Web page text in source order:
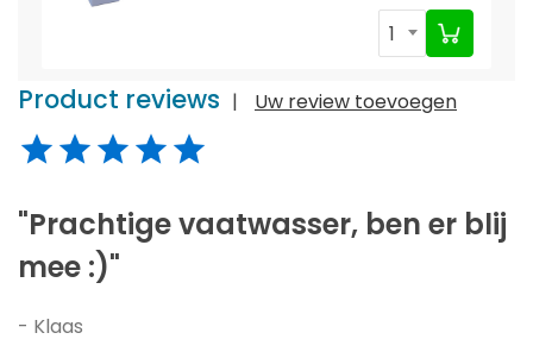
1
Product reviews | Uw review toevoegen
"Prachtige vaatwasser, ben er blij
mee :)"
- Klaas